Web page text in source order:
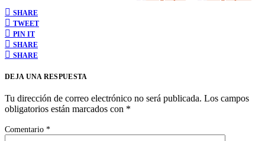
SHARE
TWEET
PIN IT
SHARE
SHARE
DEJA UNA RESPUESTA
Tu dirección de correo electrónico no será publicada. Los campos
obligatorios están marcados con *
Comentario *